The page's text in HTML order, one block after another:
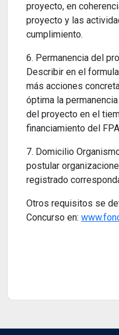
proyecto, en
proyecto y las
cumplimiento.
6. Permanencia del
Describir en el
más acciones
óptima la
del proyecto en el
financiamiento del
7. Domicilio
postular
registrado
Otros requisitos se
Concurso en: